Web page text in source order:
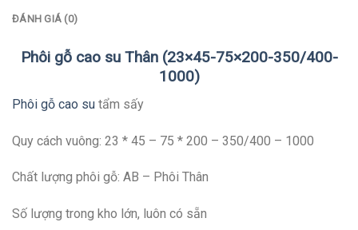
ĐÁNH GIÁ (0)
Phôi gỗ cao su Thân (23×45-75×200-350/400-
1000)
Phôi gỗ cao su tẩm sấy
Quy cách vuông: 23 * 45 – 75 * 200 – 350/400 – 1000
Chất lượng phôi gỗ: AB – Phôi Thân
Số lượng trong kho lớn, luôn có sẵn